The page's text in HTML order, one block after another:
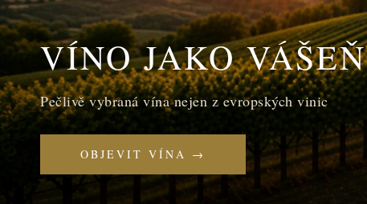
VÍNO JAKO VÁŠEŇ
Pečlivě vybraná vína nejen z evropských vinic
OBJEVIT VÍNA →